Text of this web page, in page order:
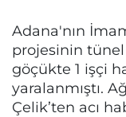
Adana'nın
projesinin
göçükte 1 işçi
yaralanmıştı.
Çelik’ten acı